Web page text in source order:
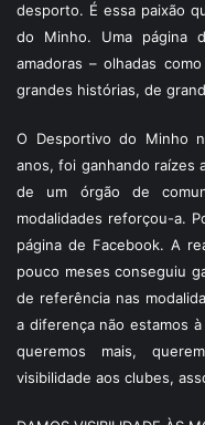
desporto. É essa paixão
do Minho. Uma página
amadoras – olhadas
grandes histórias, de
O Desportivo do Minho
anos, foi ganhando raízes
de um órgão de
modalidades reforçou-a.
página de Facebook. A
pouco meses conseguiu
de referência nas
a diferença não estamos
queremos mais,
visibilidade aos clubes,